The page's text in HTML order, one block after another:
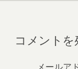
コメントを
メールア